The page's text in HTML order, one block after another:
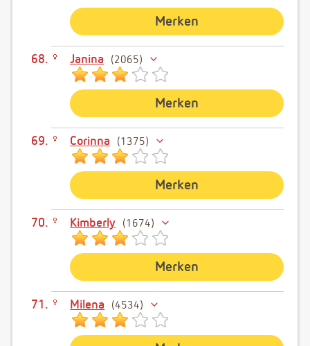
Merken
Janina 2065
Merken
Corinna 1375
Merken
Kimberly 1674
Merken
Milena 4534